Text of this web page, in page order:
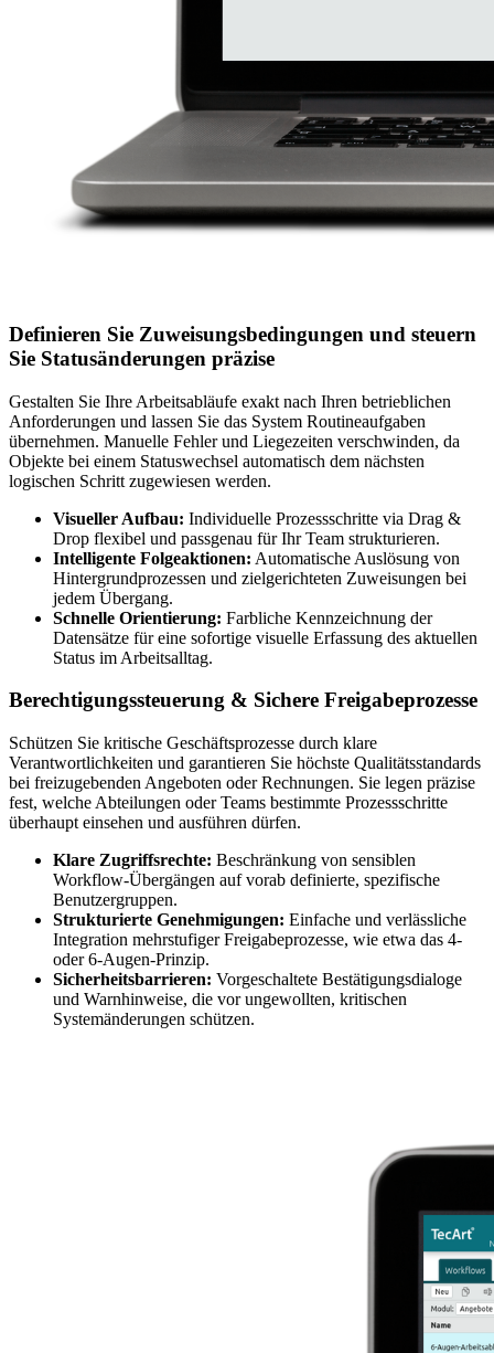
Definieren Sie Zuweisungsbedingungen und steuern
Sie Statusänderungen präzise
Gestalten Sie Ihre Arbeitsabläufe exakt nach Ihren betrieblichen
Anforderungen und lassen Sie das System Routineaufgaben
übernehmen. Manuelle Fehler und Liegezeiten verschwinden, da
Objekte bei einem Statuswechsel automatisch dem nächsten
logischen Schritt zugewiesen werden.
Visueller Aufbau: Individuelle Prozessschritte via Drag &
Drop flexibel und passgenau für Ihr Team strukturieren.
Intelligente Folgeaktionen: Automatische Auslösung von
Hintergrundprozessen und zielgerichteten Zuweisungen bei
jedem Übergang.
Schnelle Orientierung: Farbliche Kennzeichnung der
Datensätze für eine sofortige visuelle Erfassung des aktuellen
Status im Arbeitsalltag.
Berechtigungssteuerung & Sichere Freigabeprozesse
Schützen Sie kritische Geschäftsprozesse durch klare
Verantwortlichkeiten und garantieren Sie höchste Qualitätsstandards
bei freizugebenden Angeboten oder Rechnungen. Sie legen präzise
fest, welche Abteilungen oder Teams bestimmte Prozessschritte
überhaupt einsehen und ausführen dürfen.
Klare Zugriffsrechte: Beschränkung von sensiblen
Workflow-Übergängen auf vorab definierte, spezifische
Benutzergruppen.
Strukturierte Genehmigungen: Einfache und verlässliche
Integration mehrstufiger Freigabeprozesse, wie etwa das 4-
oder 6-Augen-Prinzip.
Sicherheitsbarrieren: Vorgeschaltete Bestätigungsdialoge
und Warnhinweise, die vor ungewollten, kritischen
Systemänderungen schützen.